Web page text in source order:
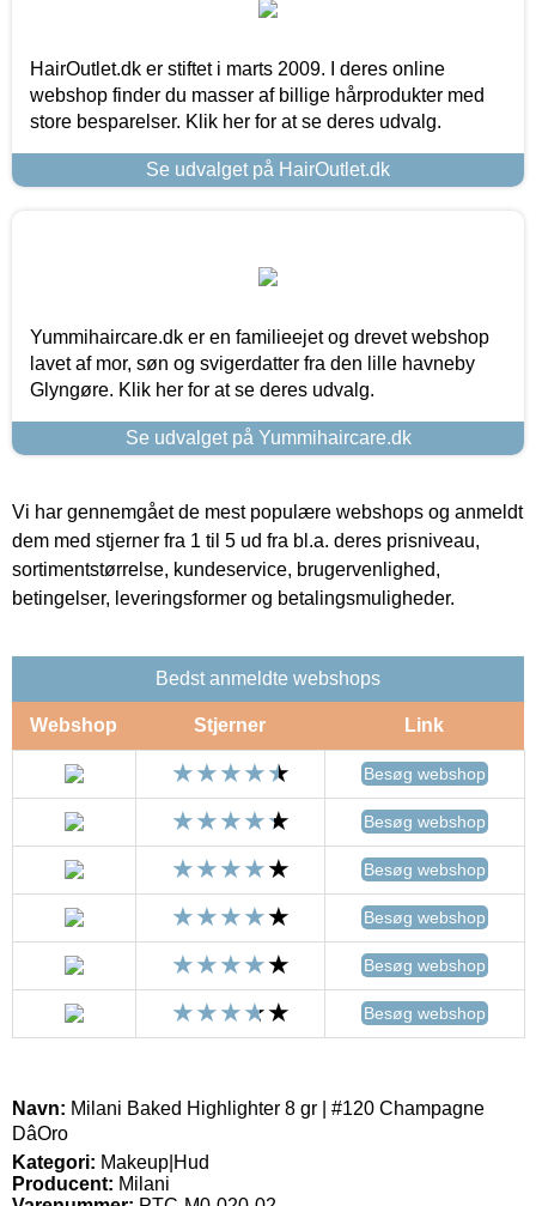
HairOutlet.dk er stiftet i marts 2009. I deres online
webshop finder du masser af billige hårprodukter med
store besparelser. Klik her for at se deres udvalg.
Se udvalget på HairOutlet.dk
Yummihaircare.dk er en familieejet og drevet webshop
lavet af mor, søn og svigerdatter fra den lille havneby
Glyngøre. Klik her for at se deres udvalg.
Se udvalget på Yummihaircare.dk
Vi har gennemgået de mest populære webshops og anmeldt
dem med stjerner fra 1 til 5 ud fra bl.a. deres prisniveau,
sortimentstørrelse, kundeservice, brugervenlighed,
betingelser, leveringsformer og betalingsmuligheder.
Bedst anmeldte webshops
Webshop Stjerner Link
Besøg webshop
Besøg webshop
Besøg webshop
Besøg webshop
Besøg webshop
Besøg webshop
Navn: Milani Baked Highlighter 8 gr | #120 Champagne
DâOro
Kategori: Makeup|Hud
Producent: Milani